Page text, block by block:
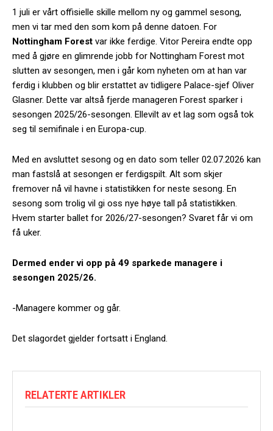
1 juli er vårt offisielle skille mellom ny og gammel sesong,
men vi tar med den som kom på denne datoen. For
Nottingham Forest var ikke ferdige. Vitor Pereira endte opp
med å gjøre en glimrende jobb for Nottingham Forest mot
slutten av sesongen, men i går kom nyheten om at han var
ferdig i klubben og blir erstattet av tidligere Palace-sjef Oliver
Glasner. Dette var altså fjerde manageren Forest sparker i
sesongen 2025/26-sesongen. Ellevilt av et lag som også tok
seg til semifinale i en Europa-cup.
Med en avsluttet sesong og en dato som teller 02.07.2026 kan
man fastslå at sesongen er ferdigspilt. Alt som skjer
fremover nå vil havne i statistikken for neste sesong. En
sesong som trolig vil gi oss nye høye tall på statistikken.
Hvem starter ballet for 2026/27-sesongen? Svaret får vi om
få uker.
Dermed ender vi opp på 49 sparkede managere i
sesongen 2025/26.
-Managere kommer og går.
Det slagordet gjelder fortsatt i England.
RELATERTE ARTIKLER